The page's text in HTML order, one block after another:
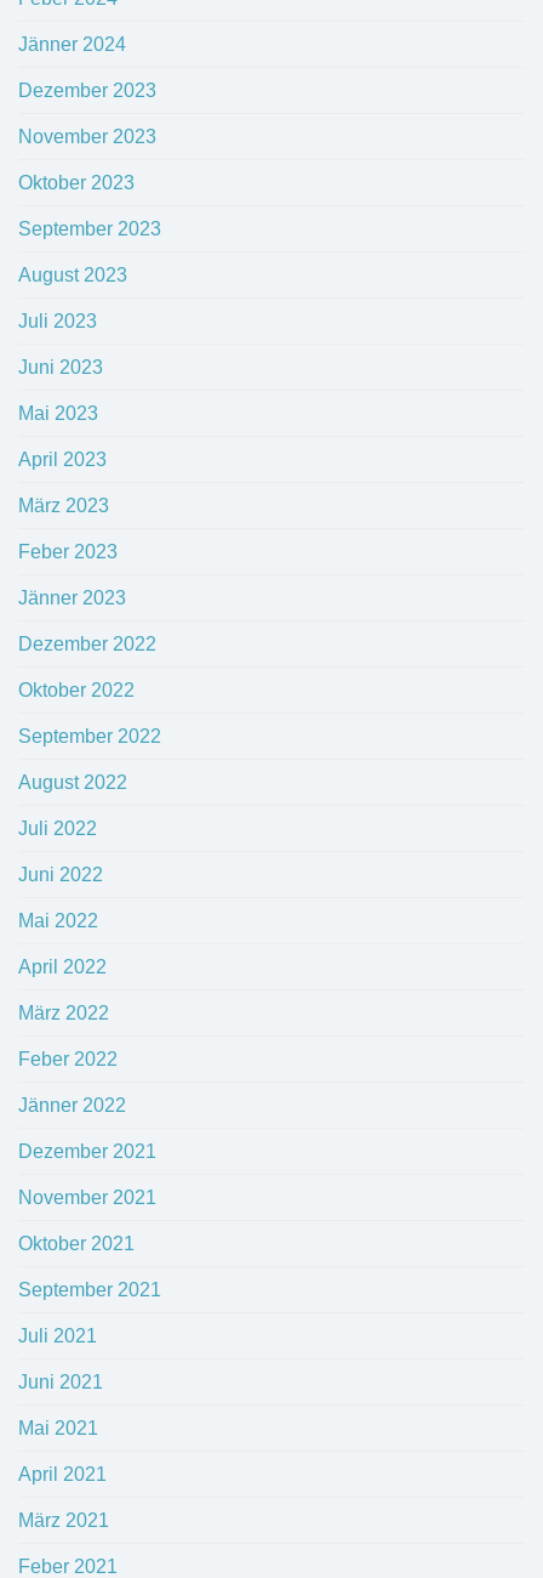
Jänner 2024
Dezember 2023
November 2023
Oktober 2023
September 2023
August 2023
Juli 2023
Juni 2023
Mai 2023
April 2023
März 2023
Feber 2023
Jänner 2023
Dezember 2022
Oktober 2022
September 2022
August 2022
Juli 2022
Juni 2022
Mai 2022
April 2022
März 2022
Feber 2022
Jänner 2022
Dezember 2021
November 2021
Oktober 2021
September 2021
Juli 2021
Juni 2021
Mai 2021
April 2021
März 2021
Feber 2021